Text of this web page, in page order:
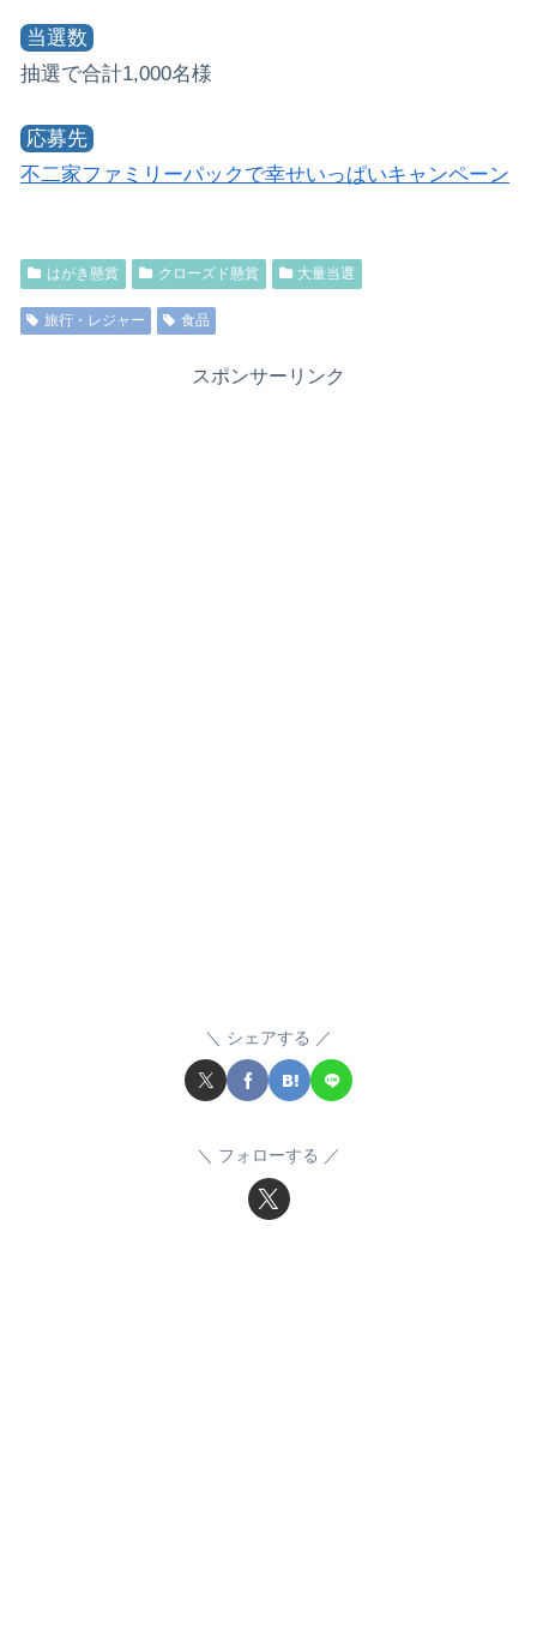
当選数
抽選で合計1,000名様
応募先
不二家ファミリーパックで幸せいっぱいキャンペーン
はがき懸賞 クローズド懸賞 大量当選
旅行・レジャー 食品
スポンサーリンク
シェアする
フォローする